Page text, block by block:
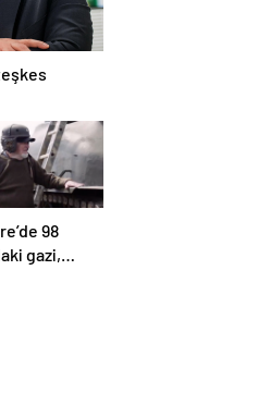
98
gazi,